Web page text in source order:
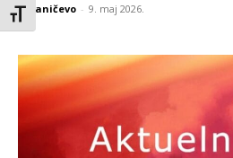
Toggle Font size
eBraničevo - 9. maj 2026.